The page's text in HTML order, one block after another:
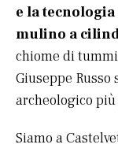
e la
mulino a
chiome di
Giuseppe
archeologico più
Siamo a